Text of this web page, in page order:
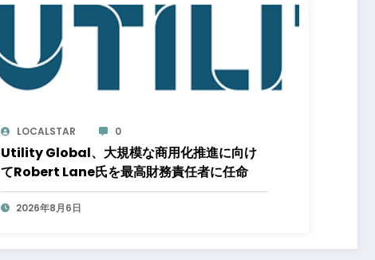
LOCALSTAR 0
Utility Global、大規模な商用化推進に向け
てRobert Lane氏を最高財務責任者に任命
2026年8月6日